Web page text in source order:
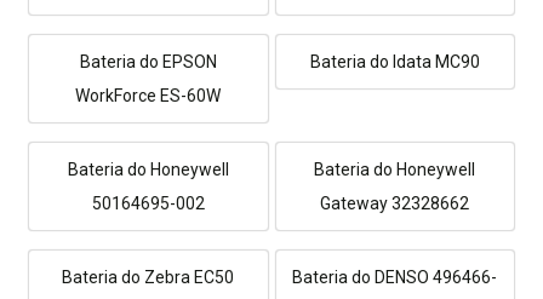
Bateria do EPSON
WorkForce ES-60W
Bateria do Idata MC90
Bateria do Honeywell
50164695-002
Bateria do Honeywell
Gateway 32328662
Bateria do Zebra EC50
Bateria do DENSO 496466-